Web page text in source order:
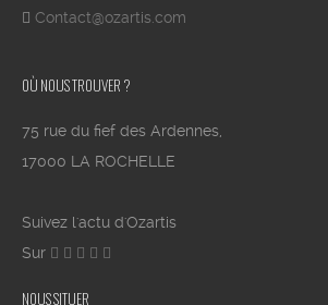
Contact@ozartis.com
OÙ NOUS TROUVER ?
75 rue du fief des Ardennes,
17000 LA ROCHELLE
Suivez l'actu d'Ozartis
Sur
NOUS SITUER